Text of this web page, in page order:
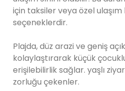
için taksiler veya özel
seçeneklerdir.
Plajda, düz arazi ve geniş
kolaylaştırarak küçük
erişilebilirlik sağlar. yaşlı
zorluğu çekenler.